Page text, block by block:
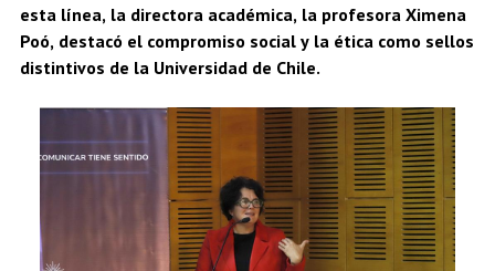
esta línea, la directora académica, la profesora Ximena
Poó, destacó el compromiso social y la ética como sellos
distintivos de la Universidad de Chile.